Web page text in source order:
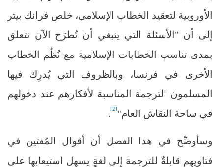
الأوروبية لتعقيد الخطاب الإسلامي، خلص فرانك بيتر
إلى أن "الأسئلة التي ينبغي أن تُطرَح الآن تتعلق
بمدى تناسب الخطابات الإسلامية مع نُظُم الخطاب
الأخرى في فرنسا، وبالظروف التي يُدرِك فيها
المسلمون الترجمة المناسبة لأفكارهم عند دخولهم
في ساحة النقاش العام"[2]
.
وسأوضِّح في هذا الفصل أن أقوال المُفتين في
فتاويهم قابلةٌ للترجمة إلى لغةٍ يسهل استيعابها على